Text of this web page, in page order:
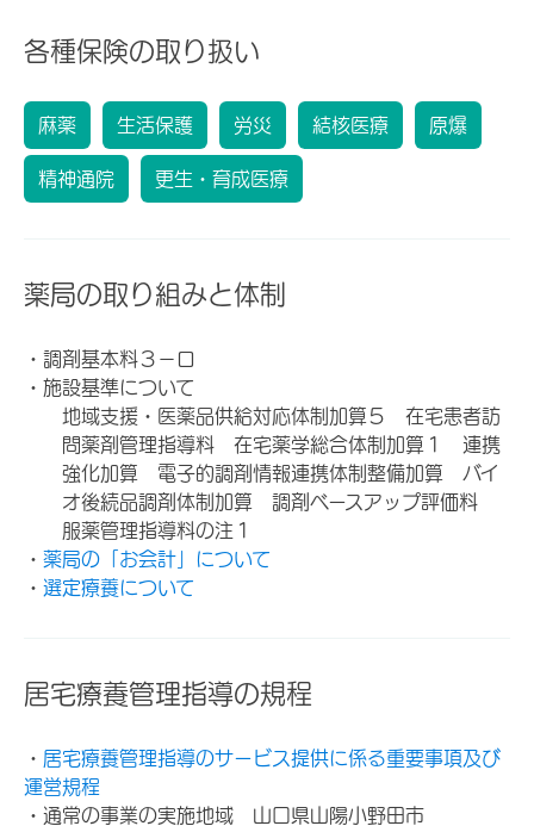
各種保険の取り扱い
麻薬 生活保護 労災 結核医療 原爆
精神通院 更生・育成医療
薬局の取り組みと体制
・調剤基本料３－ロ
・施設基準について
地域支援・医薬品供給対応体制加算５ 在宅患者訪
問薬剤管理指導料 在宅薬学総合体制加算１ 連携
強化加算 電子的調剤情報連携体制整備加算 バイ
オ後続品調剤体制加算 調剤ベースアップ評価料
服薬管理指導料の注１
・ 薬局の「お会計」について
・ 選定療養について
居宅療養管理指導の規程
・ 居宅療養管理指導のサービス提供に係る重要事項及び
運営規程
・通常の事業の実施地域 山口県山陽小野田市